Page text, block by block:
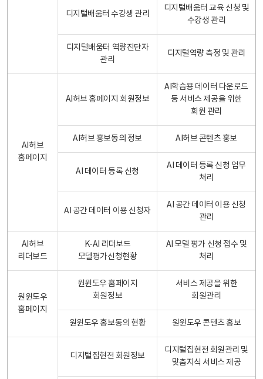
디지털배움터 수강생 관리
디지털배움터 교육 신청 및
수강생 관리
디지털배움터 역량진단자
관리
디지털역량 측정 및 관리
AI허브
홈페이지
AI허브 홈페이지 회원정보
AI학습용 데이터 다운로드
등 서비스 제공을 위한
회원 관리
AI허브 홍보동의 정보 AI허브 콘텐츠 홍보
AI 데이터 등록 신청
AI 데이터 등록 신청 업무
처리
AI 공간 데이터 이용 신청자
AI 공간 데이터 이용 신청
관리
AI허브
리더보드
K-AI 리더보드
모델평가신청현황
AI 모델 평가 신청 접수 및
처리
원윈도우
홈페이지
원윈도우 홈페이지
회원정보
서비스 제공을 위한
회원관리
원윈도우 홍보동의 현황 원윈도우 콘텐츠 홍보
디지털집현전 회원정보
디지털집현전 회원관리 및
맞춤지식 서비스 제공